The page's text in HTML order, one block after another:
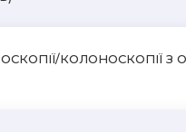
КОЛОНОСКОПІЇ З